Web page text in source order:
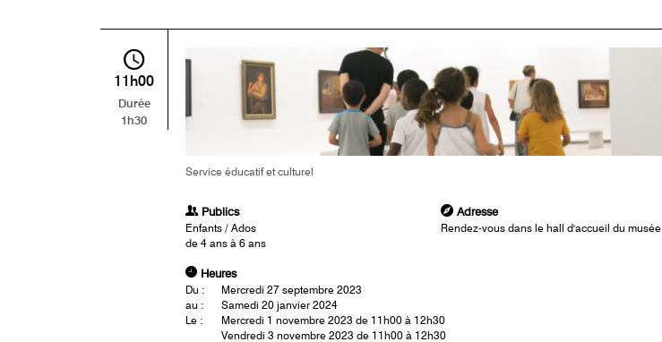
Service éducatif et culturel
11h00
Durée
1h30
Publics
Enfants / Ados
de 4 ans à 6 ans
Adresse
Rendez-vous dans le hall d'accueil du musée
Heures
Du :
Mercredi 27 septembre 2023
au :
Samedi 20 janvier 2024
Le :
Mercredi 1 novembre 2023 de 11h00 à 12h30
Vendredi 3 novembre 2023 de 11h00 à 12h30